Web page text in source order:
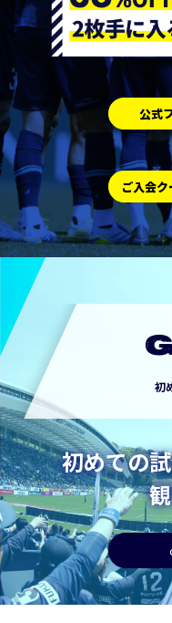
公式
ご入会
初
初めての